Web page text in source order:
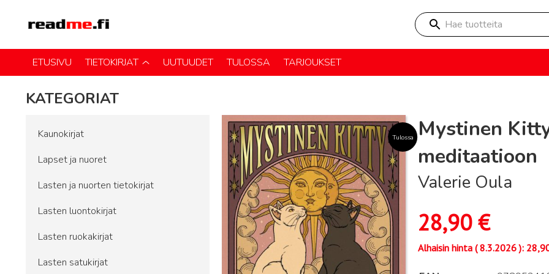
Hae tuotteita
ETUSIVU TIETOKIRJAT UUTUUDET TULOSSA TARJOUKSET
KATEGORIAT
Kaunokirjat
Lapset ja nuoret
Lasten ja nuorten tietokirjat
Lasten luontokirjat
Lasten ruokakirjat
Lasten satukirjat
Tulossa
Mystinen
meditaatioon
Valerie Oula
28,90€
Alhaisin hinta (8.3.2026):